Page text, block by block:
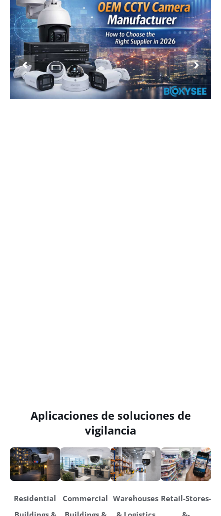
Aplicaciones de soluciones de
vigilancia
Residential
Commercial Warehouses Retail-Stores-